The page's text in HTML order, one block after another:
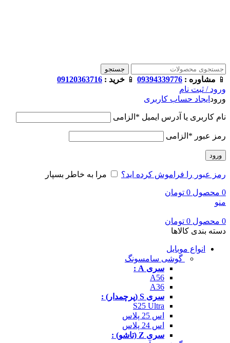
جستجو
📱 مشاوره : 09394339776
📱 خرید : 09120363716
ورود / ثبت نام
ورود ایجاد حساب کاربری
نام کاربری یا آدرس ایمیل * الزامی
رمز عبور * الزامی
ورود
رمز عبور را فراموش کرده اید؟ مرا به خاطر بسپار
0 محصول 0 تومان
منو
0 محصول 0 تومان
دسته بندی کالاها
انواع موبایل
گوشی سامسونگ
سری A :
A56
A36
سری S (پرچمدار) :
S25 Ultra
اس 25 پلاس
اس 24 پلاس
سری Z (تاشو) :